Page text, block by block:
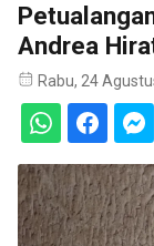
Andrea
Rabu, 24